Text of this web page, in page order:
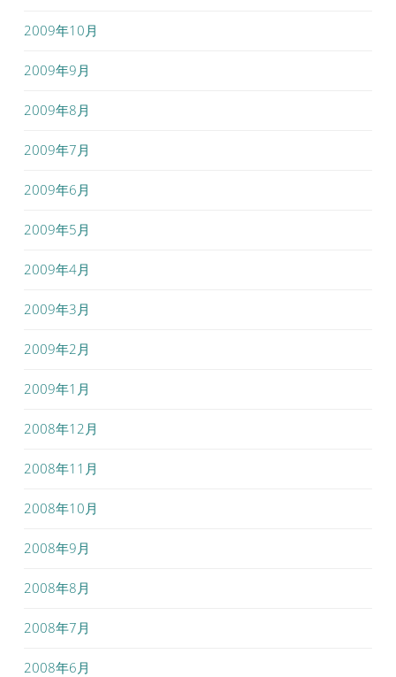
2009年10月
2009年9月
2009年8月
2009年7月
2009年6月
2009年5月
2009年4月
2009年3月
2009年2月
2009年1月
2008年12月
2008年11月
2008年10月
2008年9月
2008年8月
2008年7月
2008年6月